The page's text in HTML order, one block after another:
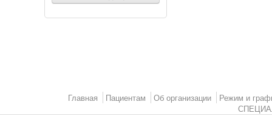
Main menu 2
Главная Пациентам Об организации
Режим и